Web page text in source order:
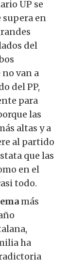
UP se
supera en
del
van a
del PP,
para
las
altas y a
al partido
que las
en el
todo.
más
ha